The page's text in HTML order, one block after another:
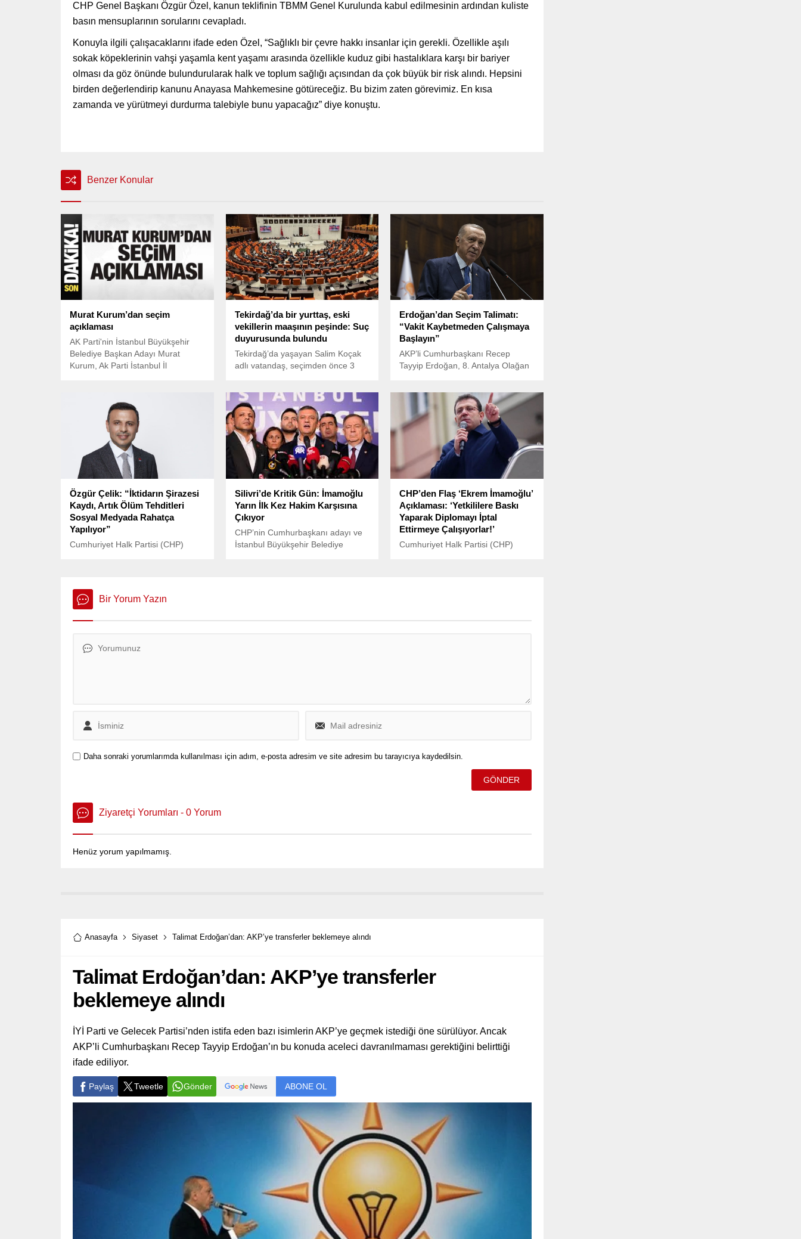
CHP Genel Başkanı Özgür Özel, kanun teklifinin TBMM Genel Kurulunda kabul edilmesinin ardından kuliste
basın mensuplarının sorularını cevapladı.
Konuyla ilgili çalışacaklarını ifade eden Özel, “Sağlıklı bir çevre hakkı insanlar için gerekli. Özellikle aşılı
sokak köpeklerinin vahşi yaşamla kent yaşamı arasında özellikle kuduz gibi hastalıklara karşı bir bariyer
olması da göz önünde bulundurularak halk ve toplum sağlığı açısından da çok büyük bir risk alındı. Hepsini
birden değerlendirip kanunu Anayasa Mahkemesine götüreceğiz. Bu bizim zaten görevimiz. En kısa
zamanda ve yürütmeyi durdurma talebiyle bunu yapacağız” diye konuştu.
Benzer Konular
Murat Kurum’dan seçim
açıklaması
AK Parti'nin İstanbul Büyükşehir
Belediye Başkan Adayı Murat
Kurum, Ak Parti İstanbul İl
Tekirdağ’da bir yurttaş, eski
vekillerin maaşının peşinde: Suç
duyurusunda bulundu
Tekirdağ’da yaşayan Salim Koçak
adlı vatandaş, seçimden önce 3
hakkında suç duyurusunda
bulundu. Salim Koçak, “Milletin
verdiği vekaleti kötüye kullanmak
başlı başına suçtur. Buna kimsenin
hakkı yoktur” dedi.
Erdoğan’dan Seçim Talimatı:
“Vakit Kaybetmeden Çalışmaya
Başlayın”
AKP’li Cumhurbaşkanı Recep
Tayyip Erdoğan, 8. Antalya Olağan
Özgür Çelik: “İktidarın Şirazesi
Kaydı, Artık Ölüm Tehditleri
Sosyal Medyada Rahatça
Yapılıyor”
Cumhuriyet Halk Partisi (CHP)
Başkanı Ekrem İmamoğlu’na
yönelik ölüm tehditlerine dikkat
Silivri’de Kritik Gün: İmamoğlu
Yarın İlk Kez Hakim Karşısına
Çıkıyor
CHP’nin Cumhurbaşkanı adayı ve
İstanbul Büyükşehir Belediye
CHP’den Flaş ‘Ekrem İmamoğlu’
Açıklaması: ‘Yetkililere Baskı
Yaparak Diplomayı İptal
Ettirmeye Çalışıyorlar!’
Cumhuriyet Halk Partisi (CHP)
Bir Yorum Yazın
Daha sonraki yorumlarımda kullanılması için adım, e-posta adresim ve site adresim bu tarayıcıya kaydedilsin.
Ziyaretçi Yorumları - 0 Yorum
Henüz yorum yapılmamış.
Anasayfa Siyaset Talimat Erdoğan’dan: AKP’ye transferler beklemeye alındı
Talimat Erdoğan’dan: AKP’ye transferler
beklemeye alındı
İYİ Parti ve Gelecek Partisi’nden istifa eden bazı isimlerin AKP’ye geçmek istediği öne sürülüyor. Ancak
AKP’li Cumhurbaşkanı Recep Tayyip Erdoğan’ın bu konuda aceleci davranılmaması gerektiğini belirttiği
ifade ediliyor.
Paylaş Tweetle Gönder ABONE OL